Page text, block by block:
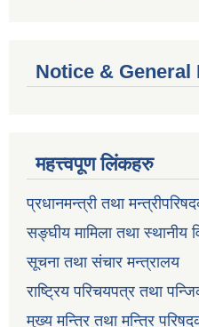
Notice & General
महत्त्वपूण लिंकहरु
प्रधानमन्त्री तथा
सङ्घीय मामिला तथा स्थानीय
सूचना तथा संचार मन्त्रालय
राष्ट्रिय परिचयपत्र तथा
मुख्य मन्त्रि तथा मन्त्रि